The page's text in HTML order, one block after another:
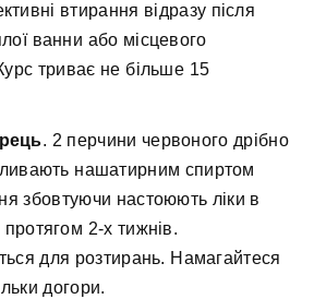
втирання відразу після
ванни або місцевого
триває не більше 15
. 2 перчини червоного дрібно
нашатирним спиртом
збовтуючи настоюють ліки в
2-х тижнів.
для розтирань. Намагайтеся
догори.